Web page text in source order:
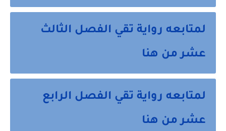
لمتابعه رواية تقي الفصل الثالث
عشر من هنا
لمتابعه رواية تقي الفصل الرابع
عشر من هنا